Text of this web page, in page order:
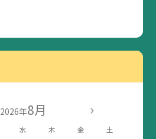
2026年8月
水 木 金 土